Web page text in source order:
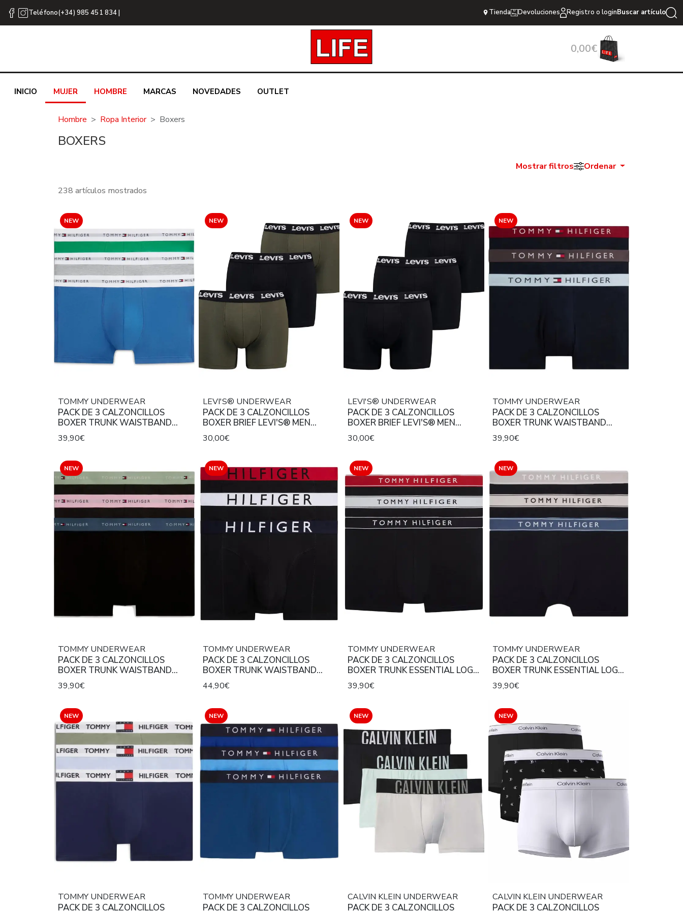
Teléfono(+34) 985 451 834 | Tienda Devoluciones Registro o loginBuscar artículo
0,00€
INICIO MUJER HOMBRE MARCAS NOVEDADES OUTLET
Hombre Ropa Interior Boxers
BOXERS
Mostrar filtros Ordenar
238 artículos mostrados
NEW
TOMMY UNDERWEAR
PACK DE 3 CALZONCILLOS
BOXER TRUNK WAISTBAND
STRETCH COTTON
39,90€
NEW
LEVI'S® UNDERWEAR
PACK DE 3 CALZONCILLOS
BOXER BRIEF LEVI'S® MEN
REPEAT LOGO KHAKI COMBO
30,00€
NEW
LEVI'S® UNDERWEAR
PACK DE 3 CALZONCILLOS
BOXER BRIEF LEVI'S® MEN
REPEAT LOGO BLACK
30,00€
NEW
TOMMY UNDERWEAR
PACK DE 3 CALZONCILLOS
BOXER TRUNK WAISTBAND
STRETCH COTTON MID RISE
NEGRO
39,90€
NEW
TOMMY UNDERWEAR
PACK DE 3 CALZONCILLOS
BOXER TRUNK WAISTBAND
STRETCH COTTON MID RISE
NEGRO
39,90€
NEW
TOMMY UNDERWEAR
PACK DE 3 CALZONCILLOS
BOXER TRUNK WAISTBAND
STRETCH COTTON MID RISE
NEGRO
44,90€
NEW
TOMMY UNDERWEAR
PACK DE 3 CALZONCILLOS
BOXER TRUNK ESSENTIAL LOGO
WAISTBAND COTTON STRETCH
MID RISE NEGRO, NEGRO Y AZUL
39,90€
NEW
TOMMY UNDERWEAR
PACK DE 3 CALZONCILLOS
BOXER TRUNK ESSENTIAL LOGO
WAISTBAND COTTON STRETCH
MID RISE NEGRO, NEGRO Y AZUL
39,90€
NEW
TOMMY UNDERWEAR
PACK DE 3 CALZONCILLOS
NEW
TOMMY UNDERWEAR
PACK DE 3 CALZONCILLOS
NEW
CALVIN KLEIN UNDERWEAR
PACK DE 3 CALZONCILLOS
NEW
CALVIN KLEIN UNDERWEAR
PACK DE 3 CALZONCILLOS